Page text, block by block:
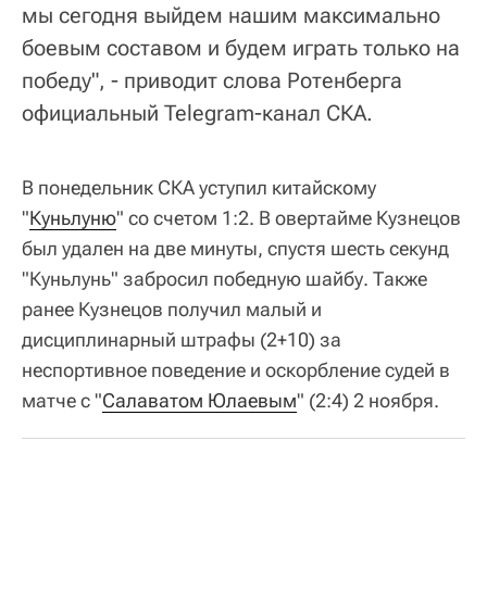
мы сегодня выйдем нашим максимально
боевым составом и будем играть только на
победу", - приводит слова Ротенберга
официальный Telegram-канал СКА.
В понедельник СКА уступил китайскому
"Куньлуню" со счетом 1:2. В овертайме Кузнецов
был удален на две минуты, спустя шесть секунд
"Куньлунь" забросил победную шайбу. Также
ранее Кузнецов получил малый и
дисциплинарный штрафы (2+10) за
неспортивное поведение и оскорбление судей в
матче с "Салаватом Юлаевым" (2:4) 2 ноября.